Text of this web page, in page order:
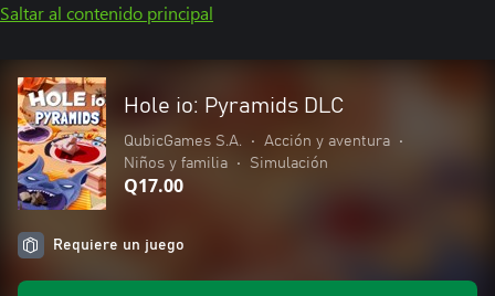
Saltar al contenido principal
Hole io: Pyramids DLC
QubicGames S.A. • Acción y aventura
•
Niños y familia
• Simulación
Q17.00
Requiere un juego